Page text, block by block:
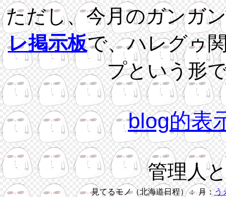
ただし、今月のガンガ
レ掲示板で、ハレグゥ
プという形
blog的表
管理人
見てるモノ（北海道日程）： 月： う